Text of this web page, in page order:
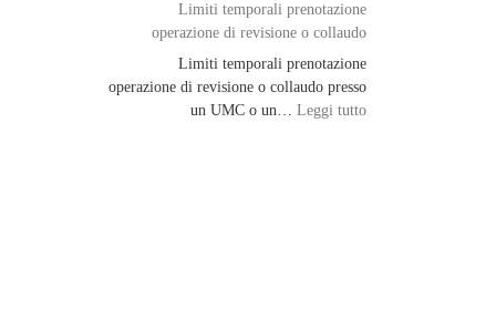
Limiti temporali prenotazione
operazione di revisione o collaudo
Limiti temporali prenotazione
operazione di revisione o collaudo presso
un UMC o un… Leggi tutto: Limiti temporali